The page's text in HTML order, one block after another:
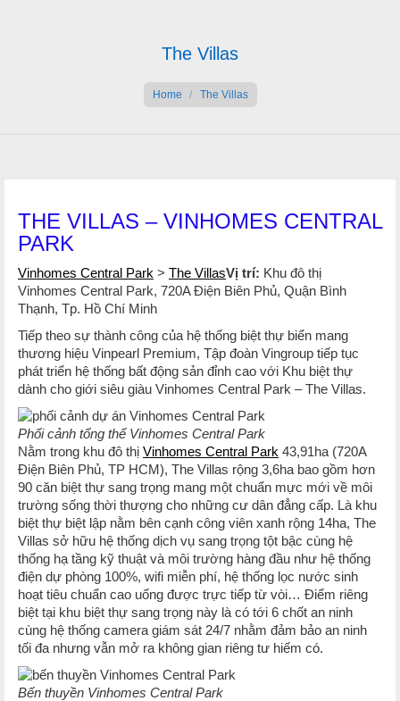
The Villas
Home The Villas
THE VILLAS – VINHOMES CENTRAL
PARK
Vinhomes Central Park > The VillasVị trí: Khu đô thị
Vinhomes Central Park, 720A Điện Biên Phủ, Quận Bình
Thạnh, Tp. Hồ Chí Minh
Tiếp theo sự thành công của hệ thống biệt thự biển mang
thương hiệu Vinpearl Premium, Tập đoàn Vingroup tiếp tục
phát triển hệ thống bất động sản đỉnh cao với Khu biệt thự
dành cho giới siêu giàu Vinhomes Central Park – The Villas.
Phối cảnh tổng thể Vinhomes Central Park
Nằm trong khu đô thị Vinhomes Central Park 43,91ha (720A
Điện Biên Phủ, TP HCM), The Villas rộng 3,6ha bao gồm hơn
90 căn biệt thự sang trọng mang một chuẩn mực mới về môi
trường sống thời thượng cho những cư dân đẳng cấp. Là khu
biệt thự biệt lập nằm bên cạnh công viên xanh rộng 14ha, The
Villas sở hữu hệ thống dịch vụ sang trọng tột bậc cùng hệ
thống hạ tầng kỹ thuật và môi trường hàng đầu như hệ thống
điện dự phòng 100%, wifi miễn phí, hệ thống lọc nước sinh
hoạt tiêu chuẩn cao uống được trực tiếp từ vòi… Điểm riêng
biệt tại khu biệt thự sang trọng này là có tới 6 chốt an ninh
cùng hệ thống camera giám sát 24/7 nhằm đảm bảo an ninh
tối đa nhưng vẫn mở ra không gian riêng tư hiếm có.
Bến thuyền Vinhomes Central Park